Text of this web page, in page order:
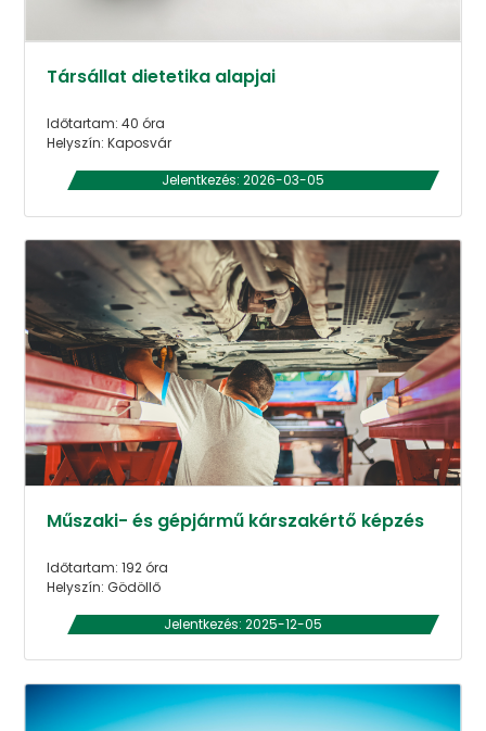
Társállat dietetika alapjai
Időtartam: 40 óra
Helyszín: Kaposvár
Jelentkezés: 2026-03-05
Műszaki- és gépjármű kárszakértő képzés
Időtartam: 192 óra
Helyszín: Gödöllő
Jelentkezés: 2025-12-05